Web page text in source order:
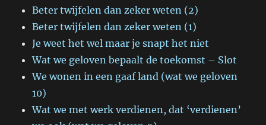
Beter twijfelen dan zeker weten (2)
Beter twijfelen dan zeker weten (1)
Je weet het wel maar je snapt het niet
Wat we geloven bepaalt de toekomst – Slot
We wonen in een gaaf land (wat we geloven
10)
Wat we met werk verdienen, dat ‘verdienen’